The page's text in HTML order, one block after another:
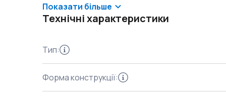
енергозбереження, гарні показники
триконтурне ущільнення, висока якість,
Якщо ви бажаєте економити на
Показати більше
Технічні характеристики
Тип:
Форма конструкції: